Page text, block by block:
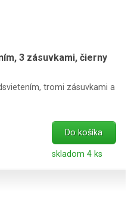
3 zásuvkami, čierny
tromi zásuvkami a
Do košíka
skladom 4 ks